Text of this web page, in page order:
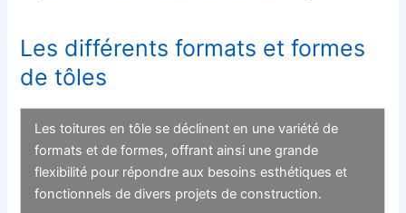
Les différents formats et formes
de tôles
Les toitures en tôle se déclinent en une variété de
formats et de formes, offrant ainsi une grande
flexibilité pour répondre aux besoins esthétiques et
fonctionnels de divers projets de construction.